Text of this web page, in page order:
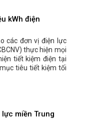
kWh điện
các đơn vị điện lực
thực hiện mọi
tiết kiệm điện tại
tiêu tiết kiệm tối
lực miền Trung